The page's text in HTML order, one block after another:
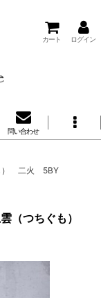
カート ログイン
問い合わせ
） 二火 5BY
（つちぐも）